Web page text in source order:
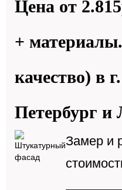
Цена от
+
качество) в
Петербург и
Замер и